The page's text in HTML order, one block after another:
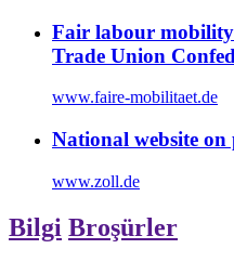
Fair labour
Trade Union
www.faire-mobilitaet.de
National website on
www.zoll.de
Bilgi Broşürler